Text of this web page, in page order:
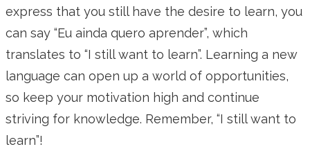
express that you still have the desire to learn, you
can say “Eu ainda quero aprender”, which
translates to “I still want to learn”. Learning a new
language can open up a world of opportunities,
so keep your motivation high and continue
striving for knowledge. Remember, “I still want to
learn”!